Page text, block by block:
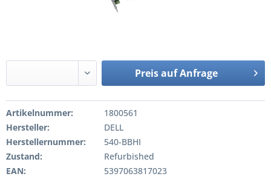
Preis auf Anfrage
Artikelnummer:
1800561
Hersteller:
DELL
Herstellernummer:
540-BBHI
Zustand:
Refurbished
EAN:
5397063817023